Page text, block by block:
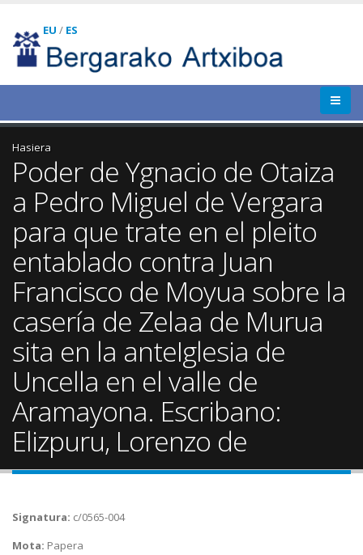
EU / ES
Hasiera
Poder de Ygnacio de Otaiza
a Pedro Miguel de Vergara
para que trate en el pleito
entablado contra Juan
Francisco de Moyua sobre la
casería de Zelaa de Murua
sita en la anteIglesia de
Uncella en el valle de
Aramayona. Escribano:
Elizpuru, Lorenzo de
Signatura: c/0565-004
Mota: Papera